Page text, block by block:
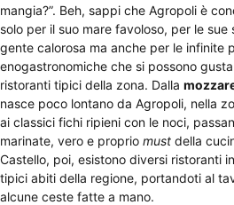
mangia?”. Beh, sappi che Agropoli è
solo per il suo mare favoloso, per le
gente calorosa ma anche per le infinite
enogastronomiche che si possono
ristoranti tipici della zona. Dalla
nasce poco lontano da Agropoli, nella
ai classici fichi ripieni con le noci,
marinate, vero e proprio must della
Castello, poi, esistono diversi ristoranti
tipici abiti della regione, portandoti al
alcune ceste fatte a mano.